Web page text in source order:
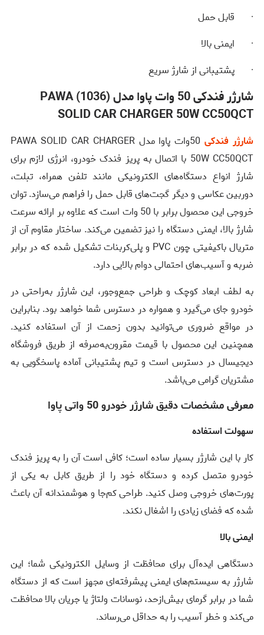
· قابل حمل
· ایمنی بالا
· پشتیبانی از شارژ سریع
شارژر فندکی 50 وات پاوا مدل (1036) PAWA
SOLID CAR CHARGER 50W CC50QCT
شارژر فندکی
50وات پاوا مدل PAWA SOLID CAR CHARGER
50W CC50QCT با اتصال به پریز فندک خودرو، انرژی لازم برای
شارژ انواع دستگاه‌های الکترونیکی مانند تلفن همراه، تبلت،
دوربین عکاسی و دیگر گجت‌های قابل حمل را فراهم می‌سازد. توان
خروجی این محصول برابر با 50 وات است که علاوه بر ارائه سرعت
شارژ بالا، ایمنی دستگاه را نیز تضمین می‌کند. ساختار مقاوم آن از
متریال باکیفیتی چون PVC و پلی‌کربنات تشکیل شده که در برابر
ضربه و آسیب‌های احتمالی دوام بالایی دارد.
به لطف ابعاد کوچک و طراحی جمع‌وجور، این شارژر به‌راحتی در
خودرو جای می‌گیرد و همواره در دسترس شما خواهد بود. بنابراین
در مواقع ضروری می‌توانید بدون زحمت از آن استفاده کنید.
همچنین این محصول با قیمت مقرون‌به‌صرفه از طریق فروشگاه
دیجیسال در دسترس است و تیم پشتیبانی آماده پاسخگویی به
مشتریان گرامی می‌باشد.
معرفی مشخصات دقیق شارژر خودرو 50 واتی پاوا
سهولت استفاده
کار با این شارژر بسیار ساده است؛ کافی است آن را به پریز فندک
خودرو متصل کرده و دستگاه خود را از طریق کابل به یکی از
پورت‌های خروجی وصل کنید. طراحی کم‌جا و هوشمندانه آن باعث
شده که فضای زیادی را اشغال نکند.
ایمنی بالا
دستگاهی ایده‌آل برای محافظت از وسایل الکترونیکی شما؛ این
شارژر به سیستم‌های ایمنی پیشرفته‌ای مجهز است که از دستگاه
شما در برابر گرمای بیش‌ازحد، نوسانات ولتاژ یا جریان بالا محافظت
می‌کند و خطر آسیب را به حداقل می‌رساند.